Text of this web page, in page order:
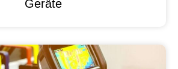
Geräte